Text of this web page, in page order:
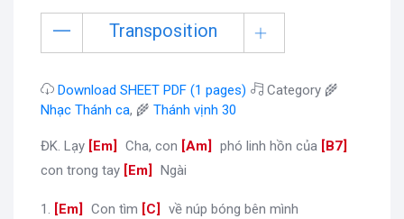
Transposition
Download SHEET PDF (1 pages)
Category 🌾
Nhạc Thánh ca, 🌾 Thánh vịnh 30
ĐK. Lạy [Em Cha, con [Am phó linh hồn của [B7
con trong tay [Em Ngài
1. [Em Con tìm [C về núp bóng bên mình